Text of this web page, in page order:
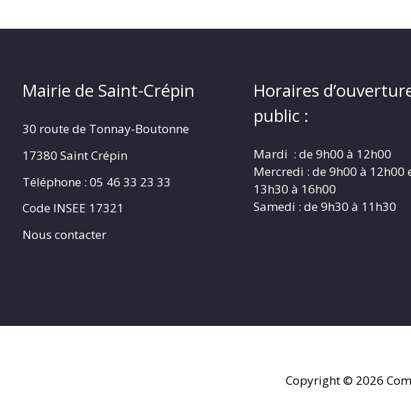
Mairie de Saint-Crépin
30 route de Tonnay-Boutonne
17380 Saint Crépin
Téléphone : 05 46 33 23 33
Code INSEE 17321
Nous contacter
Horaires
public :
Mardi : de 9h00 à 12h00
Mercredi : de 9h00 à 12h00
13h30 à 16h00
Samedi : de 9h30 à 11h30
Copyright © 2026